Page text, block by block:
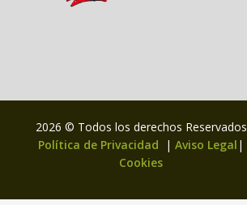
2026 © Todos los derechos Reservados
Política de Privacidad
| Aviso Legal |
Cookies